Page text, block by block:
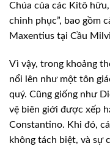
Chúa của các Kitô
chinh phục”, bao gồm
Maxentius tại Cầu
Vì vậy, trong khoảng
nổi lên như một tôn
quý. Cũng giống như
vệ biên giới được xếp
Constantino. Khi đó,
không tách biệt, và sự